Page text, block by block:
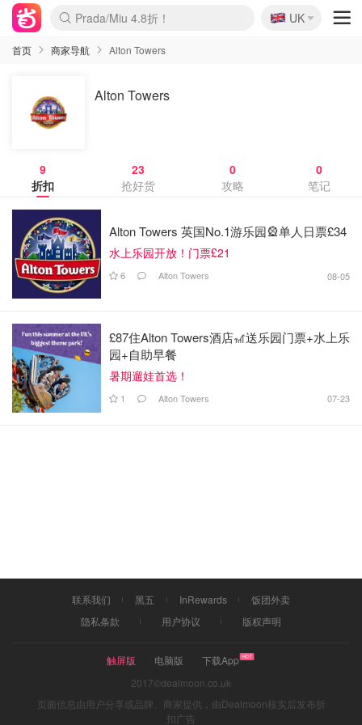
麦卢卡蜂蜜夏促！个位数！
Prada/Miu 4.8折！
啥？必胜客披萨5折！
🇬🇧
UK
首页 商家导航 Alton Towers
Alton Towers
9
折扣
23
抢好货
0
攻略
0
笔记
Alton Towers 英国No.1游乐园🎡单人日票£34
水上乐园开放！门票£21
6 Alton Towers 08-05
£87住Alton Towers酒店🎢送乐园门票+水上乐
园+自助早餐
暑期遛娃首选！
1 Alton Towers 07-23
联系我们 黑五 InRewards
饭团外卖
隐私条款
用户协议 版权声明
触屏版 电脑版
下载App
2017©dealmoon.co.uk
页面信息由用户分享或品牌、商家提供，由Dealmoon核实后发布折
扣广告